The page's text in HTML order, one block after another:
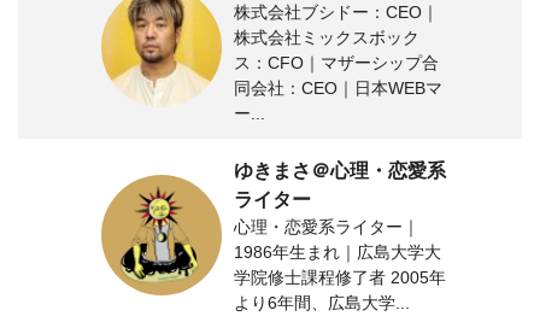
株式会社ブシドー：CEO｜
株式会社ミックスボック
ス：CFO｜マザーシップ合
同会社：CEO｜日本WEBマ
ー...
ゆきまさ＠心理・恋愛系
ライター
心理・恋愛系ライター｜
1986年生まれ｜広島大学大
学院修士課程修了者 2005年
より6年間、広島大学...